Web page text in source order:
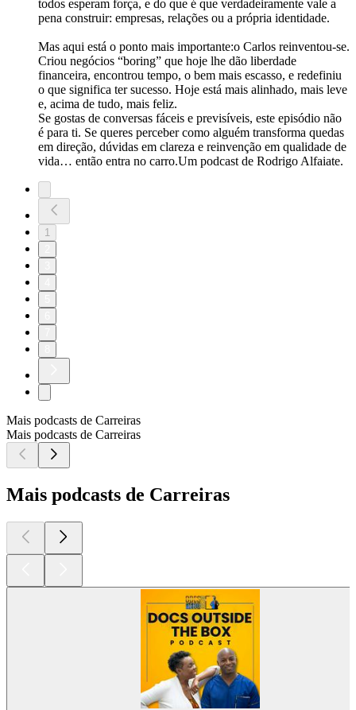
todos esperam força, e do que é que verdadeiramente vale a
pena construir: empresas, relações ou a própria identidade.
Mas aqui está o ponto mais importante:o Carlos reinventou-se.
Criou negócios “boring” que hoje lhe dão liberdade
financeira, encontrou tempo, o bem mais escasso, e redefiniu
o que significa ter sucesso. Hoje está mais alinhado, mais leve
e, acima de tudo, mais feliz.
Se gostas de conversas fáceis e previsíveis, este episódio não
é para ti. Se queres perceber como alguém transforma quedas
em direção, dúvidas em clareza e reinvenção em qualidade de
vida… então entra no carro.Um podcast de Rodrigo Alfaiate.
1
Mais podcasts de Carreiras
Mais podcasts de Carreiras
Mais podcasts de Carreiras